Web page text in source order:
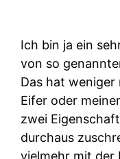
Ich bin ja ein
von so
Das hat weniger
Eifer oder
zwei
durchaus
vielmehr mit der